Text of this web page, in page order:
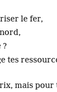
le fer,
?
tes
mais pour